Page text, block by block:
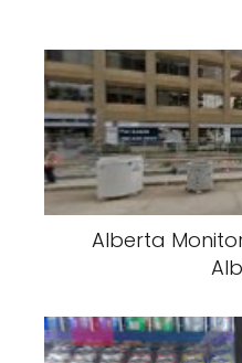
Alberta